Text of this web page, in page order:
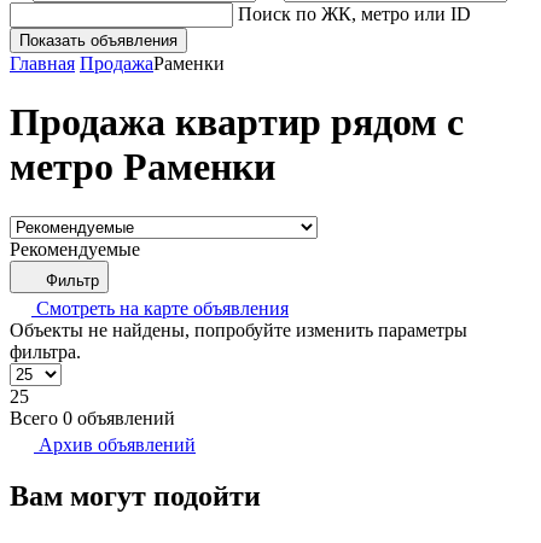
Поиск по ЖК, метро или ID
Показать объявления
Главная ПродажаРаменки
Продажа квартир рядом с
метро Раменки
Рекомендуемые
Фильтр
Смотреть на карте объявления
Объекты не найдены, попробуйте изменить параметры
фильтра.
25
Всего 0 объявлений
Архив объявлений
Вам могут подойти